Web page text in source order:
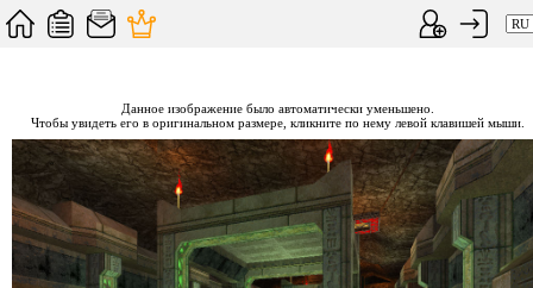
Данное изображение было автоматически уменьшено.
Чтобы увидеть его в оригинальном размере, кликните по нему левой клавишей мыши.